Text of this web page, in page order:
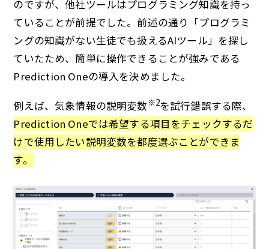
のですが、他社ツールはプログラミング知識を持っ
ていることが前提でした。前述の通り「プログラミ
ングの知識がない生徒でも扱えるAIツール」を探し
ていたため、簡単に操作できることが強みである
Prediction Oneの導入を決めました。
例えば、気象情報の説明変数 ※2を試行錯誤する際、
Prediction Oneでは希望する項目をチェックするだ
けで使用したい説明変数を都度選ぶことができま
す。